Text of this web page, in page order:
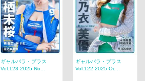
ギャルパラ・プラス
Vol.123 2025 No...
ギャルパラ・プラス
Vol.122 2025 Oc...